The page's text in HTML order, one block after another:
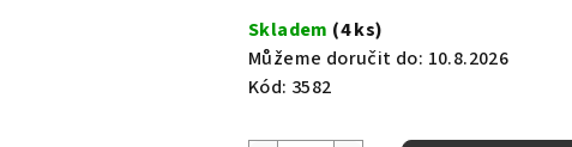
cena:
Skladem (4 ks)
Můžeme doručit do: 10.8.2026
Kód: 3582